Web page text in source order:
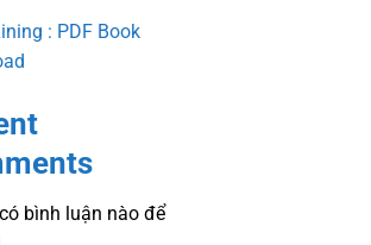
: PDF Book
bình luận nào để